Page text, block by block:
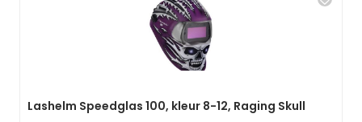
Lashelm Speedglas 100, kleur 8-12, Raging Skull